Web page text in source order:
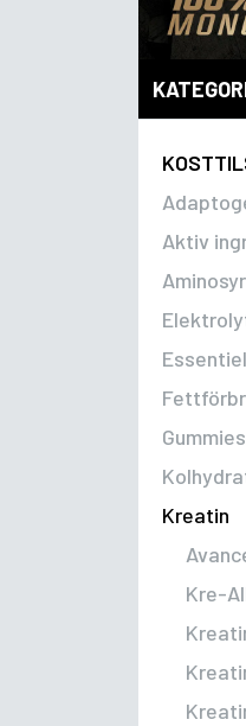
Aktiv
Gummies
Kreatin
Kre-